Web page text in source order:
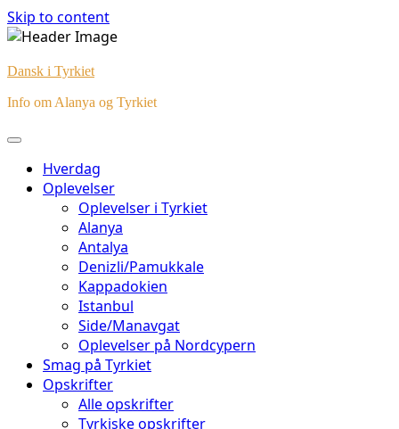
Skip to content
Dansk i Tyrkiet
Info om Alanya og Tyrkiet
Hverdag
Oplevelser
Oplevelser i Tyrkiet
Alanya
Antalya
Denizli/Pamukkale
Kappadokien
Istanbul
Side/Manavgat
Oplevelser på Nordcypern
Smag på Tyrkiet
Opskrifter
Alle opskrifter
Tyrkiske opskrifter